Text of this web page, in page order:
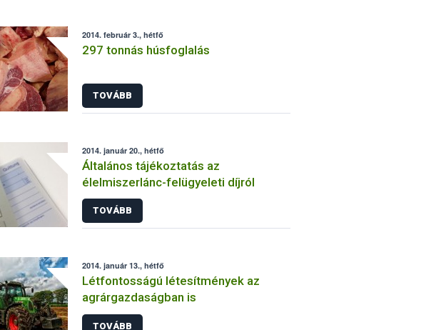
2014. február 3., hétfő
297 tonnás húsfoglalás
TOVÁBB
2014. január 20., hétfő
Általános tájékoztatás az
élelmiszerlánc-felügyeleti díjról
TOVÁBB
2014. január 13., hétfő
Létfontosságú létesítmények az
agrárgazdaságban is
TOVÁBB